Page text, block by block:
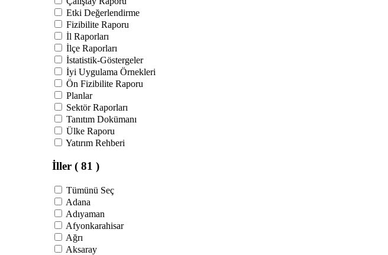
Etki Değerlendirme
Fizibilite Raporu
İl Raporları
İlçe Raporları
İstatistik-Göstergeler
İyi Uygulama Örnekleri
Ön Fizibilite Raporu
Planlar
Sektör Raporları
Tanıtım Dokümanı
Ülke Raporu
Yatırım Rehberi
İller ( 81 )
Tümünü Seç
Adana
Adıyaman
Afyonkarahisar
Ağrı
Aksaray